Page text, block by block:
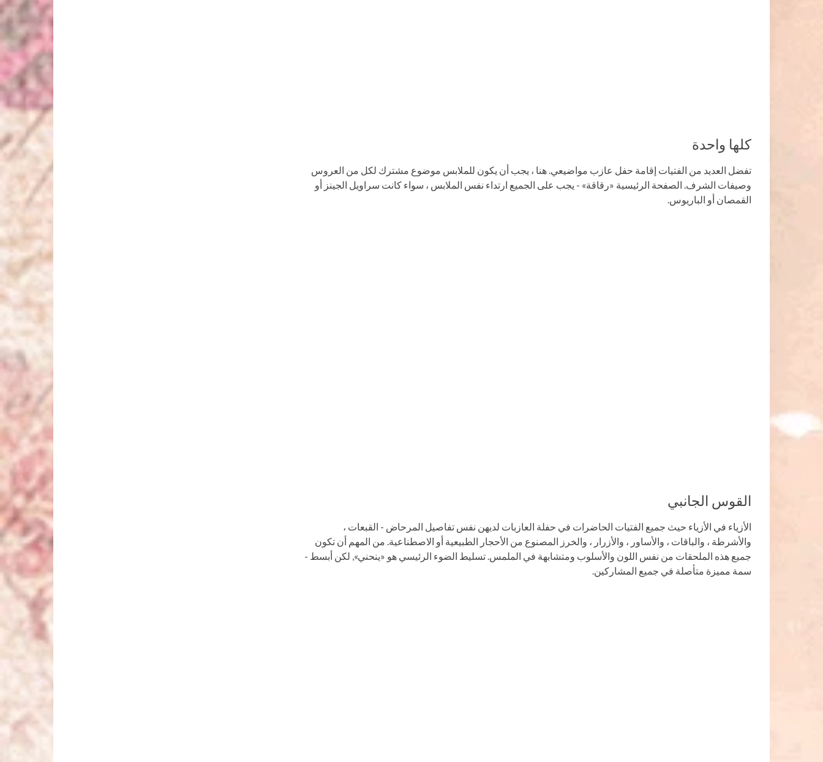
كلها واحدة
تفضل العديد من الفتيات إقامة حفل عازب مواضيعي. هنا ، يجب أن يكون للملابس موضوع مشترك لكل من العروس
وصيفات الشرف. الصفحة الرئيسية «رقاقة» - يجب على الجميع ارتداء نفس الملابس ، سواء كانت سراويل الجينز أو
القمصان أو الباريوس.
القوس الجانبي
الأزياء في الأزياء حيث جميع الفتيات الحاضرات في حفلة العازبات لديهن نفس تفاصيل المرحاض - القبعات ،
والأشرطة ، والباقات ، والأساور ، والأزرار ، والخرز المصنوع من الأحجار الطبيعية أو الاصطناعية. من المهم أن تكون
جميع هذه الملحقات من نفس اللون والأسلوب ومتشابهة في الملمس. تسليط الضوء الرئيسي هو «ينحني», لكن أبسط -
سمة مميزة متأصلة في جميع المشاركين.